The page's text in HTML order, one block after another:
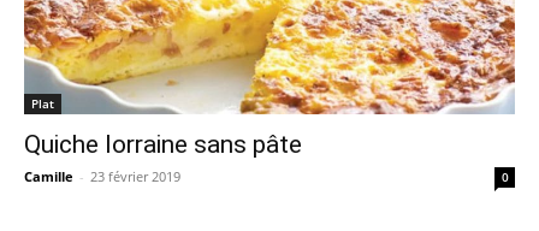
Plat
Quiche lorraine sans pâte
Camille - 23 février 2019 0